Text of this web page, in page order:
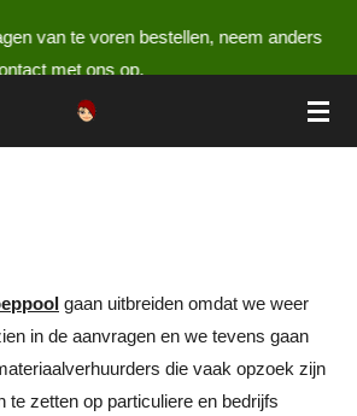
van te voren bestellen, neem anders
met ons op.
gaan uitbreiden omdat we weer
in de aanvragen en we tevens gaan
die vaak opzoek zijn
te zetten op particuliere en bedrijfs